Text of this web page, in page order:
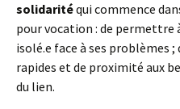
solidaritéqui commence
pour vocation : de permettre
isolé.e face à ses problèmes
rapides et de proximité aux
du lien.